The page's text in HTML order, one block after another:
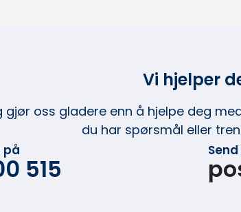
Vi hjelper
gjør oss gladere enn å hjelpe deg
du har spørsmål eller
på
515